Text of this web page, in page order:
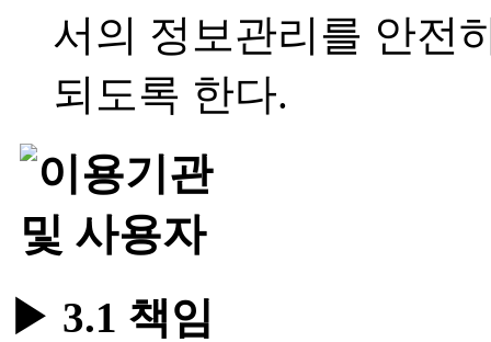
서의 정보관리를 안전
되도록 한다.
▶ 3.1 책임